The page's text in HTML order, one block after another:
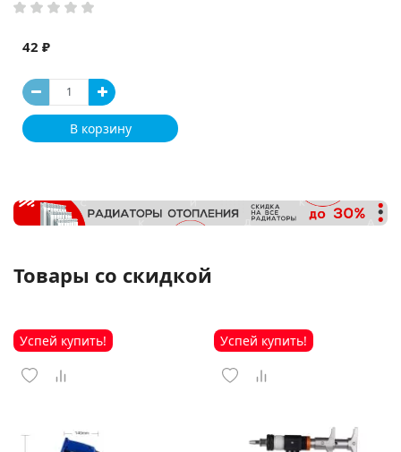
42 ₽
В корзину
Товары со скидкой
Успей купить! Успей купить!